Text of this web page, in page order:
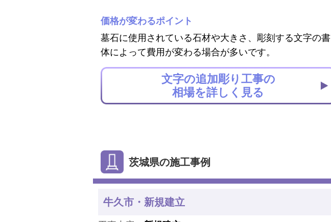
価格が変わるポイント
墓石に使用されている石材や大きさ、彫刻する文字の書
体によって費用が変わる場合が多いです。
文字の追加彫り工事の
相場を詳しく見る
茨城県の施工事例
牛久市・新規建立